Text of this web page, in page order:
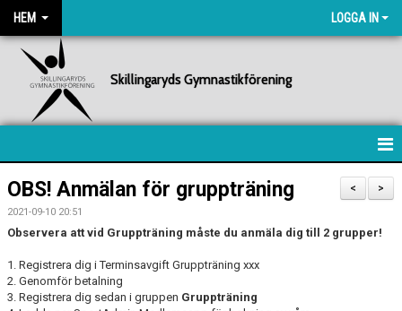
HEM LOGGA IN
Skillingaryds Gymnastikförening
HEM
NYHETER
FÖRENINGEN
KALENDER
>
<
OBS! Anmälan för gruppträning
2021-09-10 20:51
Observera att vid Gruppträning måste du anmäla dig till 2 grupper!
1. Registrera dig i Terminsavgift Gruppträning xxx
2. Genomför betalning
3. Registrera dig sedan i gruppen Gruppträning